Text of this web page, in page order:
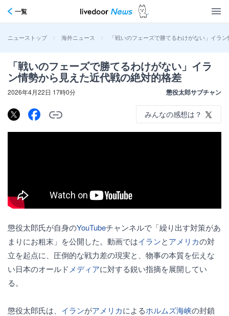
一覧
ニューストップ > 海外ニュース > 「戦いのフェーズで勝てるわけがない」イラ
「戦いのフェーズで勝てるわけがない」イラ
ン情勢から見えた近代戦の絶対的格差
2026年4月22日 17時0分 懲役太郎サブチャン
みんなの感想は？
懲役太郎氏が自身のYouTubeチャンネルで「繰り出す対策があ
まりにお粗末」を公開した。動画ではイランとアメリカの対
立を起点に、圧倒的な戦力差の現実と、物事の本質を伝えな
い日本のオールド メディアに対する鋭い指摘を展開してい
る。
懲役太郎氏は、 イランがアメリカによるホルムズ海峡の封鎖